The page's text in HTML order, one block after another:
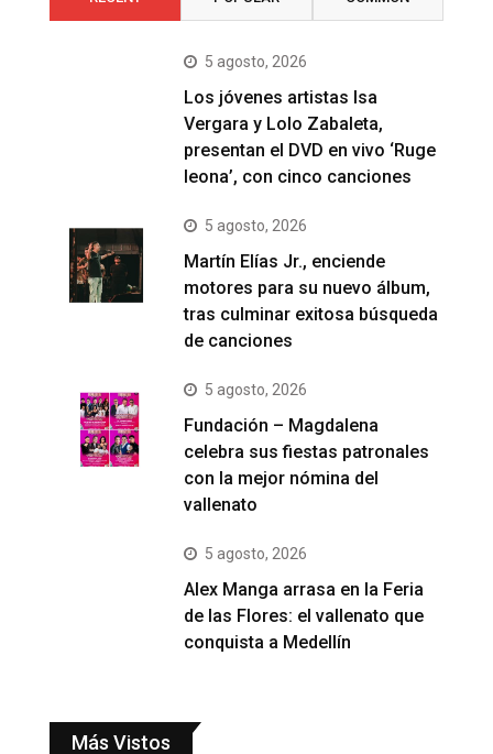
5 agosto, 2026
Los jóvenes artistas Isa
Vergara y Lolo Zabaleta,
presentan el DVD en vivo ‘Ruge
leona’, con cinco canciones
5 agosto, 2026
Martín Elías Jr., enciende
motores para su nuevo álbum,
tras culminar exitosa búsqueda
de canciones
5 agosto, 2026
Fundación – Magdalena
celebra sus fiestas patronales
con la mejor nómina del
vallenato
5 agosto, 2026
Alex Manga arrasa en la Feria
de las Flores: el vallenato que
conquista a Medellín
Más Vistos